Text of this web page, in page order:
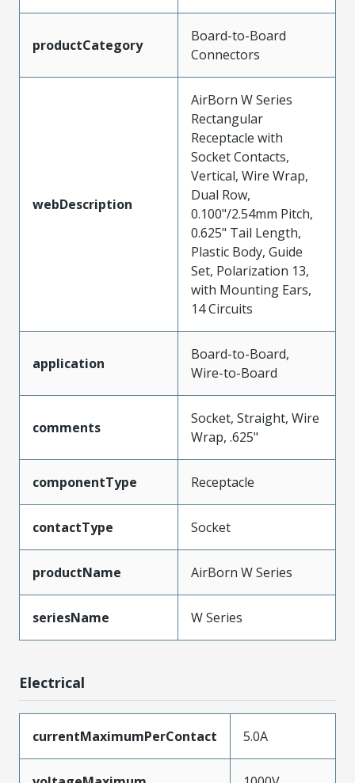
productCategory
Board-to-Board
Connectors
webDescription
AirBorn W Series
Rectangular
Receptacle with
Socket Contacts,
Vertical, Wire Wrap,
Dual Row,
0.100"/2.54mm Pitch,
0.625" Tail Length,
Plastic Body, Guide
Set, Polarization 13,
with Mounting Ears,
14 Circuits
application
Board-to-Board,
Wire-to-Board
comments
Socket, Straight, Wire
Wrap, .625"
componentType Receptacle
contactType Socket
productName AirBorn W Series
seriesName W Series
Electrical
currentMaximumPerContact 5.0A